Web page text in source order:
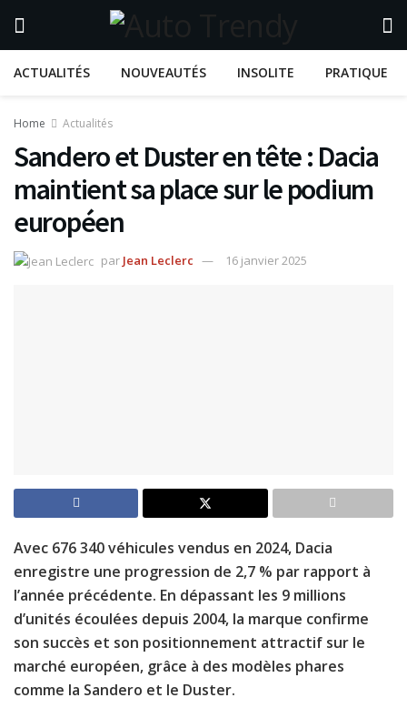
ACTUALITÉS NOUVEAUTÉS INSOLITE PRATIQUE
Home Actualités
Sandero et Duster en tête : Dacia
maintient sa place sur le podium
européen
par Jean Leclerc 16 janvier 2025
Avec 676 340 véhicules vendus en 2024, Dacia
enregistre une progression de 2,7 % par rapport à
l’année précédente. En dépassant les 9 millions
d’unités écoulées depuis 2004, la marque confirme
son succès et son positionnement attractif sur le
marché européen, grâce à des modèles phares
comme la Sandero et le Duster.